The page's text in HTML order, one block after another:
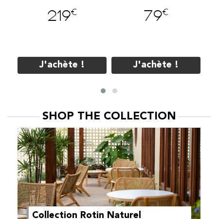
219€
J'achète !
79€
J'achète !
SHOP THE COLLECTION
Collection Rotin Naturel